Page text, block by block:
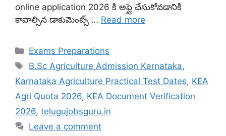
online application 2026 కి అప్లై చేసుకోవడానికి
కావాల్సిన డాకుమెంట్స్ … Read more
Categories
Exams Preparations
Tags
B.Sc Agriculture Admission Karnataka,
Karnataka Agriculture Practical Test Dates, KEA
Agri Quota 2026, KEA Document Verification
2026, telugujobsguru.in
Leave a comment